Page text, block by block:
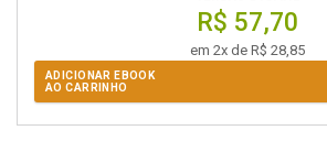
R$ 57,70
em 2x de R$ 28,85
ADICIONAR EBOOK
AO CARRINHO